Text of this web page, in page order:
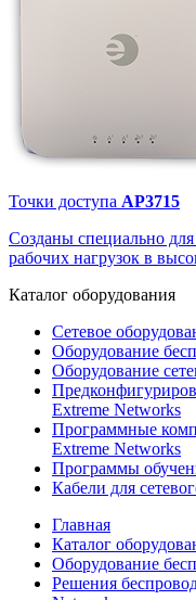
Точки доступа AP3715
Созданы специально
рабочих нагрузок в
Каталог оборудования
Сетевое
Оборудование
Оборудование
Extreme Networks
Программные
Extreme Networks
Программы
Кабели для
Главная
Каталог
Оборудование
Решения